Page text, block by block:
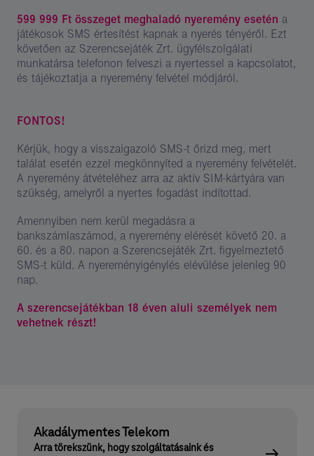
599 999 Ft összeget meghaladó nyeremény esetén a
játékosok SMS értesítést kapnak a nyerés tényéről. Ezt
követően az Szerencsejáték Zrt. ügyfélszolgálati
munkatársa telefonon felveszi a nyertessel a kapcsolatot,
és tájékoztatja a nyeremény felvétel módjáról.
FONTOS!
Kérjük, hogy a visszaigazoló SMS-t őrizd meg, mert
találat esetén ezzel megkönnyíted a nyeremény felvételét.
A nyeremény átvételéhez arra az aktív SIM-kártyára van
szükség, amelyről a nyertes fogadást indítottad.
Amennyiben nem kerül megadásra a
bankszámlaszámod, a nyeremény elérését követő 20. a
60. és a 80. napon a Szerencsejáték Zrt. figyelmeztető
SMS-t küld. A nyereményigénylés elévülése jelenleg 90
nap.
A szerencsejátékban 18 éven aluli személyek nem
vehetnek részt!
Akadálymentes Telekom
Arra törekszünk, hogy szolgáltatásaink és